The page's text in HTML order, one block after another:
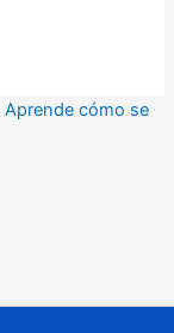
Aprende cómo se